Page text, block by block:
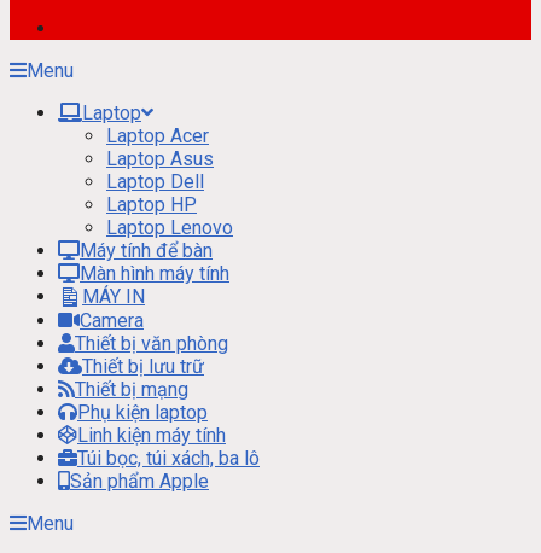
Menu
Laptop
Laptop Acer
Laptop Asus
Laptop Dell
Laptop HP
Laptop Lenovo
Máy tính để bàn
Màn hình máy tính
MÁY IN
Camera
Thiết bị văn phòng
Thiết bị lưu trữ
Thiết bị mạng
Phụ kiện laptop
Linh kiện máy tính
Túi bọc, túi xách, ba lô
Sản phẩm Apple
Menu